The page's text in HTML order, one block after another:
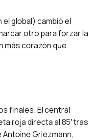
el global) cambió el
otro para forzar la
más corazón que
finales. El central
roja directa al 85′ tras
Griezmann,